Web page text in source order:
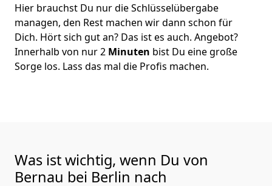
Hier brauchst Du nur die Schlüsselübergabe
managen, den Rest machen wir dann schon für
Dich. Hört sich gut an? Das ist es auch. Angebot?
Innerhalb von nur 2 Minuten bist Du eine große
Sorge los. Lass das mal die Profis machen.
Was ist wichtig, wenn Du von
Bernau bei Berlin nach